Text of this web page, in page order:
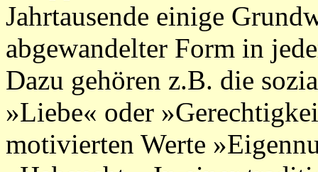
Jahrtausende einige
abgewandelter Form in
Dazu gehören z.B. die
»Liebe« oder
motivierten Werte